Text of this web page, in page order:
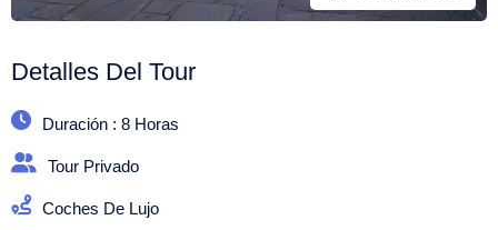
Detalles Del Tour
Duración : 8 Horas
Tour Privado
Coches De Lujo